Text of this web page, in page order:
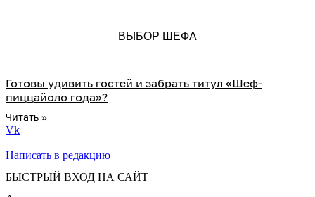
ВЫБОР ШЕФА
Готовы удивить гостей и забрать титул «Шеф-
пиццайоло года»?
Читать »
Vk
Написать в редакцию
БЫСТРЫЙ ВХОД НА САЙТ